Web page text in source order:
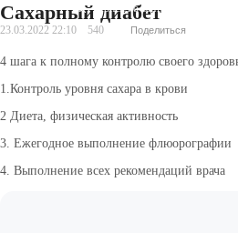
Поиск по сайту
Сахарный диабет
23.03.2022 22:10 540 Поделиться
4 шага к полному контролю своего
1.Контроль уровня сахара в крови
2 Диета, физическая активность
3. Ежегодное выполнение флюорографии
4. Выполнение всех рекомендаций врача